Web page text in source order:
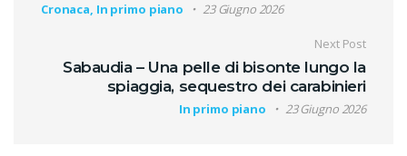
Cronaca, In primo piano 23 Giugno 2026
Next Post
Sabaudia – Una pelle di bisonte lungo la
spiaggia, sequestro dei carabinieri
In primo piano 23 Giugno 2026